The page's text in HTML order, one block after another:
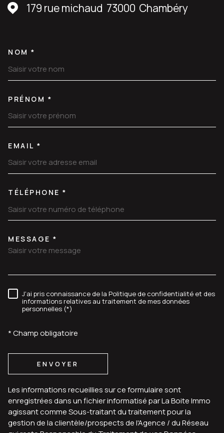
179 rue michaud 73000 Chambéry
NOM *
PRÉNOM *
EMAIL *
TÉLÉPHONE *
TRAD_MELTEM_VOREDEMANDE
MESSAGE *
RÈGLEMENTATION
J'ai pris connaissance de la Politique de confidentialité et des
informations relatives au traitement de mes données
personnelles (*)
* Champ obligatoire
ENVOYER
Les informations recueillies sur ce formulaire sont
enregistrées dans un fichier informatisé par La Boite Immo
agissant comme Sous-traitant du traitement pour la
gestion de la clientèle/prospects de l'Agence / du Réseau